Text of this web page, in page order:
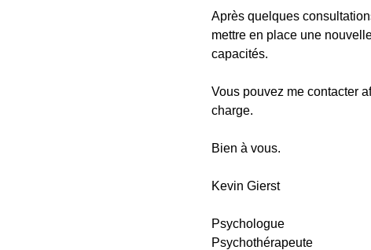
Après quelques
mettre en place une
capacités.
Vous pouvez me contacter
charge.
Bien à vous.
Kevin Gierst
Psychologue
Psychothérapeute